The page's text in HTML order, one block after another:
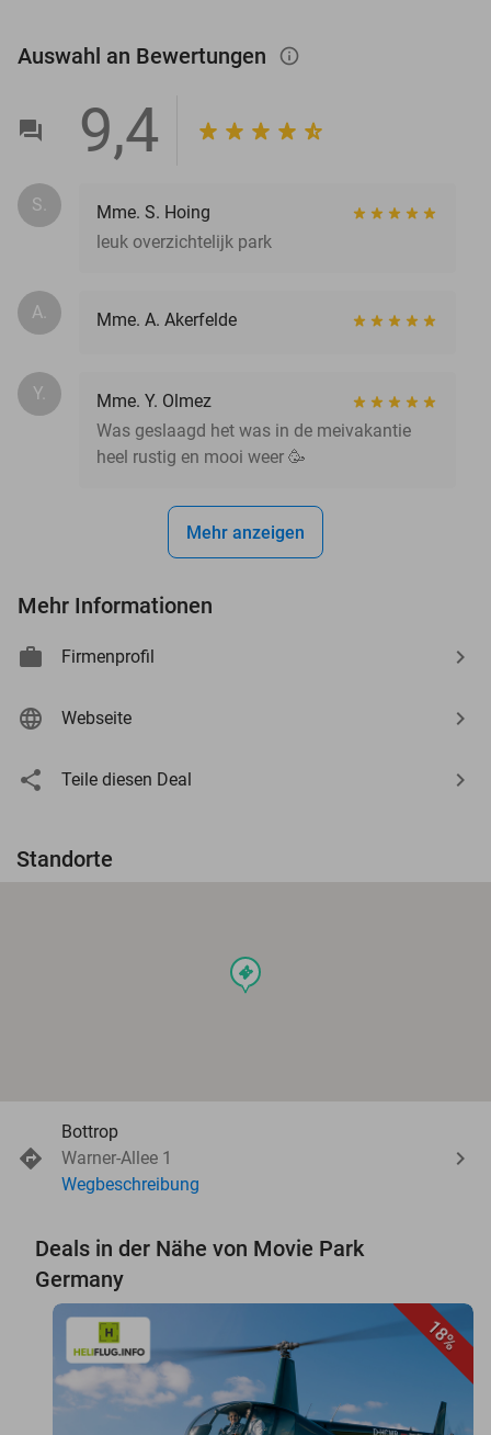
Auswahl an Bewertungen info_outlined
9,4
S.
Mme. S. Hoing
leuk overzichtelijk park
A. Mme. A. Akerfelde
Y.
Mme. Y. Olmez
Was geslaagd het was in de meivakantie
heel rustig en mooi weer 🥳
Mehr anzeigen
Mehr Informationen
Firmenprofil
Webseite
Teile diesen Deal
Standorte
events
Bottrop
Warner-Allee 1
Wegbeschreibung
Deals in der Nähe von Movie Park
Germany
18%